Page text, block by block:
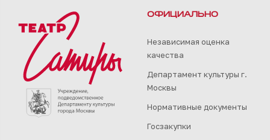
ОФИЦИАЛЬНО
Независимая оценка
качества
Департамент культуры г.
Москвы
Нормативные документы
Госзакупки